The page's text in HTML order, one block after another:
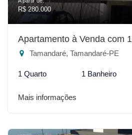
R$ 280.000
Apartamento à Venda com
Tamandaré, Tamandaré-PE
1 Quarto 1 Banheiro
Mais informações